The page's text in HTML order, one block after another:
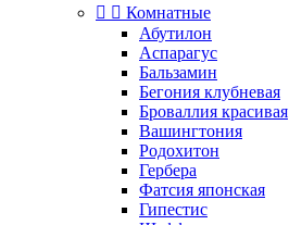
  Комнатные
Абутилон
Аспарагус
Бальзамин
Бегония клубневая
Броваллия красивая
Вашингтония
Родохитон
Гербера
Фатсия японская
Гипестис